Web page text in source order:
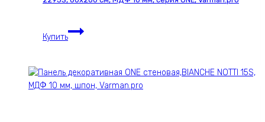
цвет
Varman.pro
Купить
Панель
стеновая,
Американский
ESPRESSO